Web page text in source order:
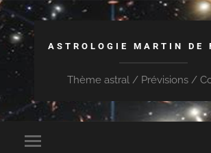
ASTROLOGIE MARTIN DE
Thème astral / Prévisions /